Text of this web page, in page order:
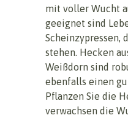
mit voller Wucht
geeignet sind
Scheinzypressen,
stehen. Hecken
Weißdorn sind
ebenfalls einen
Pflanzen Sie die
verwachsen die